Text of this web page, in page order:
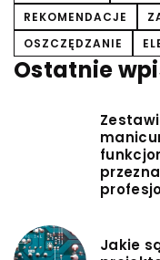
REKOMENDACJE
OSZCZĘDZANIE
Ostatnie
Jakie